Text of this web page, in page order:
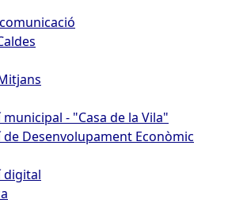
- "Casa de la Vila"
Desenvolupament Econòmic
digital